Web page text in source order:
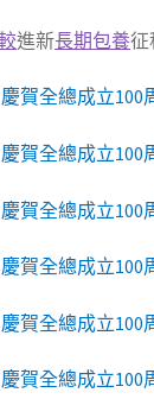
進新長期包養征
賀全總成立
賀全總成立
賀全總成立100
賀全總成立100
賀全總成立100
賀全總成立